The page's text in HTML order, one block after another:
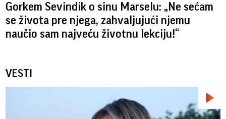
Gorkem Sevindik o sinu Marselu: „Ne sećam
se života pre njega, zahvaljujući njemu
naučio sam najveću životnu lekciju!“
VESTI